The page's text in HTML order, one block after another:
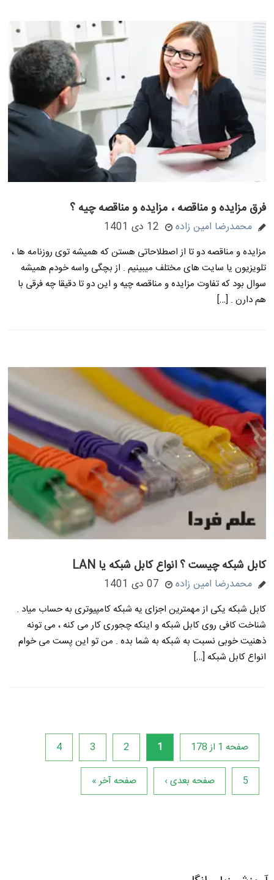
فرق مزایده و مناقصه ، مزایده و مناقصه چیه ؟
محمدرضا امین زاده 12 دی 1401
مزایده و مناقصه دو تا از اصطلاحاتی هستن که همیشه توی روزنامه ها ،
تلویزیون یا سایت های مختلف میبینیم . از بچگی واسه خودم همیشه
سوال بود که تفاوت مزایده و مناقصه چیه و این دو تا دقیقا چه فرقی با
هم دارن . […]
کابل شبکه چیست ؟ انواع کابل شبکه یا LAN
محمدرضا امین زاده 07 دی 1401
کابل شبکه یکی از مهمترین اجزای یه شبکه کامپیوتری به حساب میاد .
شناخت کافی روی کابل شبکه و اینکه چجوری کار می کنه ، می تونه
ذهنیت خوبی نسبت به شبکه به شما بده . من تو این پست می خوام
انواع کابل شبکه […]
صفحه 1 از 178 1
2
3
4
5 صفحه بعدی › صفحه آخر »